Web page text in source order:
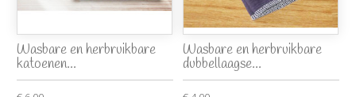
Wasbare en herbruikbare
katoenen...
Wasbare en herbruikbare
dubbellaagse...